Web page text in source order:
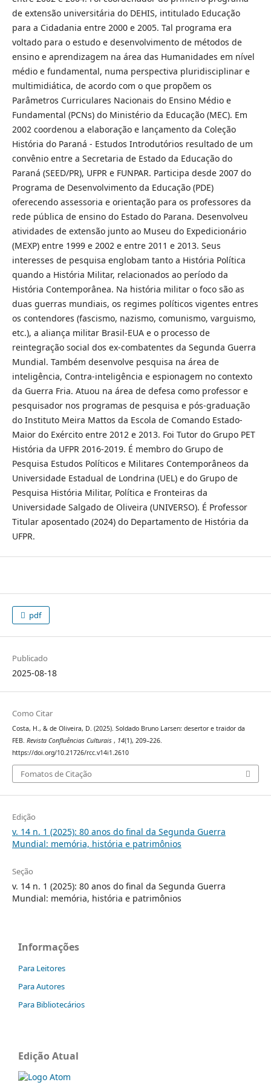
de extensão universitária do DEHIS, intitulado Educação
para a Cidadania entre 2000 e 2005. Tal programa era
voltado para o estudo e desenvolvimento de métodos de
ensino e aprendizagem na área das Humanidades em nível
médio e fundamental, numa perspectiva pluridisciplinar e
multimidiática, de acordo com o que propõem os
Parâmetros Curriculares Nacionais do Ensino Médio e
Fundamental (PCNs) do Ministério da Educação (MEC). Em
2002 coordenou a elaboração e lançamento da Coleção
História do Paraná - Estudos Introdutórios resultado de um
convênio entre a Secretaria de Estado da Educação do
Paraná (SEED/PR), UFPR e FUNPAR. Participa desde 2007 do
Programa de Desenvolvimento da Educação (PDE)
oferecendo assessoria e orientação para os professores da
rede pública de ensino do Estado do Parana. Desenvolveu
atividades de extensão junto ao Museu do Expedicionário
(MEXP) entre 1999 e 2002 e entre 2011 e 2013. Seus
interesses de pesquisa englobam tanto a História Política
quando a História Militar, relacionados ao período da
História Contemporânea. Na história militar o foco são as
duas guerras mundiais, os regimes políticos vigentes entres
os contendores (fascismo, nazismo, comunismo, varguismo,
etc.), a aliança militar Brasil-EUA e o processo de
reintegração social dos ex-combatentes da Segunda Guerra
Mundial. Também desenvolve pesquisa na área de
inteligência, Contra-inteligência e espionagem no contexto
da Guerra Fria. Atuou na área de defesa como professor e
pesquisador nos programas de pesquisa e pós-graduação
do Instituto Meira Mattos da Escola de Comando Estado-
Maior do Exército entre 2012 e 2013. Foi Tutor do Grupo PET
História da UFPR 2016-2019. É membro do Grupo de
Pesquisa Estudos Políticos e Militares Contemporâneos da
Universidade Estadual de Londrina (UEL) e do Grupo de
Pesquisa História Militar, Política e Fronteiras da
Universidade Salgado de Oliveira (UNIVERSO). É Professor
Titular aposentado (2024) do Departamento de História da
UFPR.
pdf
Publicado
2025-08-18
Como Citar
Costa, H., & de Oliveira, D. (2025). Soldado Bruno Larsen: desertor e traidor da
FEB. Revista Confluências Culturais , 14(1), 209–226.
https://doi.org/10.21726/rcc.v14i1.2610
Fomatos de Citação
Edição
v. 14 n. 1 (2025): 80 anos do final da Segunda Guerra
Mundial: memória, história e patrimônios
Seção
v. 14 n. 1 (2025): 80 anos do final da Segunda Guerra
Mundial: memória, história e patrimônios
Informações
Para Leitores
Para Autores
Para Bibliotecários
Edição Atual